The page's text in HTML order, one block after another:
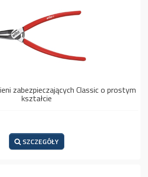
zabezpieczających Classic o prostym
kształcie
SZCZEGÓŁY